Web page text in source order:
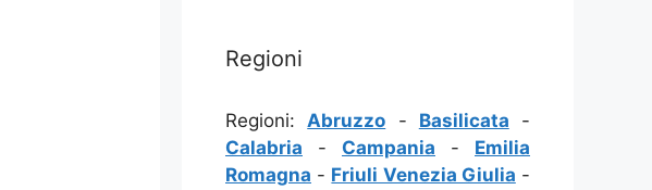
Regioni
Regioni:Abruzzo - Basilicata -
Calabria - Campania - Emilia
Romagna - Friuli Venezia Giulia -